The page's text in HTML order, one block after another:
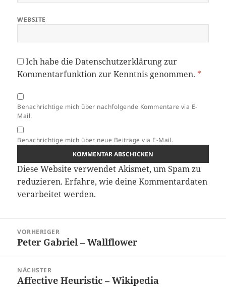
WEBSITE
Ich habe dieDatenschutzerklärungzur
Kommentarfunktion zur Kenntnis genommen. *
Benachrichtige mich über nachfolgende Kommentare via E-
Mail.
Benachrichtige mich über neue Beiträge via E-Mail.
Diese Website verwendet Akismet, um Spam zu
reduzieren.Erfahre, wie deine Kommentardaten
verarbeitet werden.
VORHERIGER
Vorheriger
Peter Gabriel – Wallflower
NÄCHSTER
Nächster
Affective Heuristic – Wikipedia